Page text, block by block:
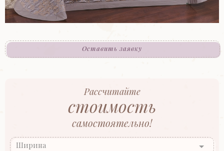
Оставить заявку
Рассчитайте
стоимость
самостоятельно!
Ширина